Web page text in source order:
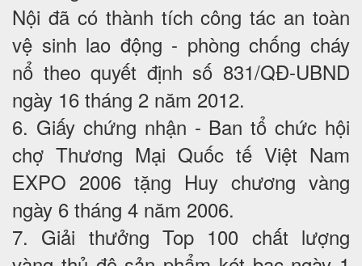
Nội đã có thành tích công tác an toàn
vệ sinh lao động - phòng chống cháy
nổ theo quyết định số 831/QĐ-UBND
ngày 16 tháng 2 năm 2012.
6. Giấy chứng nhận - Ban tổ chức hội
chợ Thương Mại Quốc tế Việt Nam
EXPO 2006 tặng Huy chương vàng
ngày 6 tháng 4 năm 2006.
7. Giải thưởng Top 100 chất lượng